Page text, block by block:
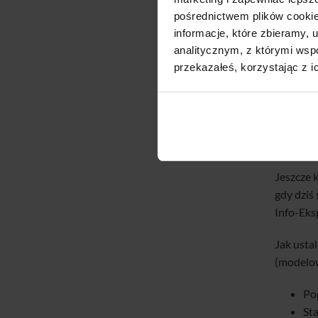
pośrednictwem plików
informacje, które zbieramy,
analitycznym, z którymi
przekazałeś, korzystając z
Jak
gdy
Info-
Jak